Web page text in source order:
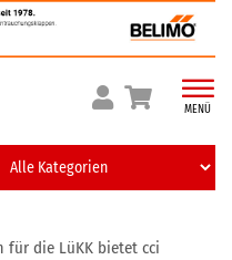
MENÜ
für die LüKK bietet cci